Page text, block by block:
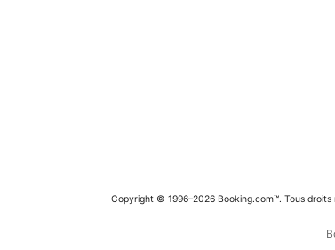
Copyright © 1996–2026 Booking.com™. Tous droits